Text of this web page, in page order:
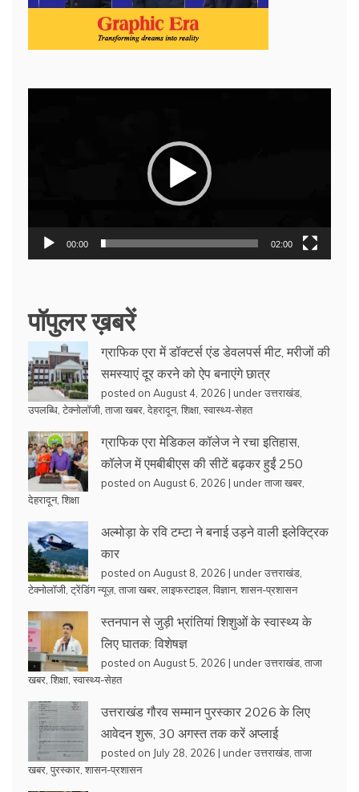
00:00 02:00
पॉपुलर ख़बरें
ग्राफिक एरा में डॉक्टर्स एंड डेवलपर्स मीट, मरीजों की
समस्याएं दूर करने को ऐप बनाएंगे छात्र
posted on August 4, 2026 | underउत्तराखंड
उपलब्धि टेक्नोलॉजी ताजा खबर देहरादून, शिक्षा स्वास्थ्य-सेहत
ग्राफिक एरा मेडिकल कॉलेज ने रचा इतिहास,
कॉलेज में एमबीबीएस की सीटें बढ़कर हुईं 250
posted on August 6, 2026 | underताजा खबर
देहरादून, शिक्षा
अल्मोड़ा के रवि टम्टा ने बनाई उड़ने वाली इलेक्ट्रिक
कार
posted on August 8, 2026 | underउत्तराखंड
टेक्नोलॉजी ट्रेंडिंग न्यूज़, ताजा खबर लाइफस्टाइल विज्ञान, शासन-प्रशासन
स्तनपान से जुड़ी भ्रांतियां शिशुओं के स्वास्थ्य के
लिए घातक: विशेषज्ञ
posted on August 5, 2026 | underउत्तराखंड ताजा
खबर शिक्षा स्वास्थ्य-सेहत
उत्तराखंड गौरव सम्मान पुरस्कार 2026 के लिए
आवेदन शुरू, 30 अगस्त तक करें अप्लाई
posted on July 28, 2026 | underउत्तराखंड ताजा
खबर पुरस्कार शासन-प्रशासन